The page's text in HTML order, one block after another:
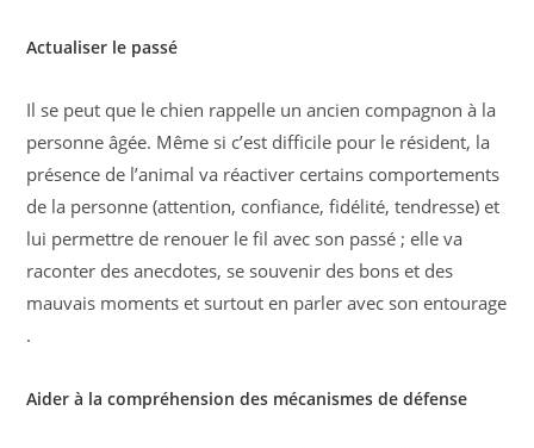
Actualiser le passé
Il se peut que le chien rappelle un ancien compagnon à la
personne âgée. Même si c’est difficile pour le résident, la
présence de l’animal va réactiver certains comportements
de la personne (attention, confiance, fidélité, tendresse) et
lui permettre de renouer le fil avec son passé ; elle va
raconter des anecdotes, se souvenir des bons et des
mauvais moments et surtout en parler avec son entourage
.
Aider à la compréhension des mécanismes de défense